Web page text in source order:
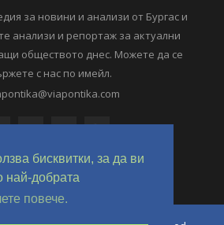
бисквитки, за да ви
най-добрата
повече.
за новини и анализи от Бургас и
анализи и репортаж за актуални
обществото днес. Можете да се
с нас по имейл.